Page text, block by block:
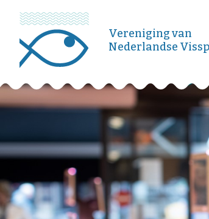
Vereniging van
Nederlandse